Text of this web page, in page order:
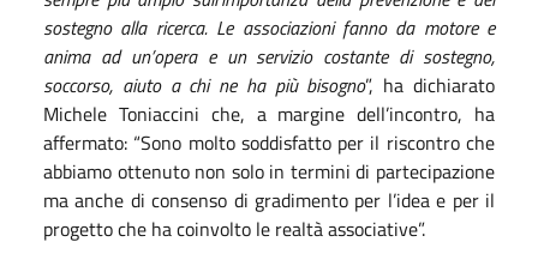
sostegno alla ricerca. Le associazioni fanno da motore e
anima ad un’opera e un servizio costante di sostegno,
soccorso, aiuto a chi ne ha più bisogno”, ha dichiarato
Michele Toniaccini che, a margine dell’incontro, ha
affermato: “Sono molto soddisfatto per il riscontro che
abbiamo ottenuto non solo in termini di partecipazione
ma anche di consenso di gradimento per l’idea e per il
progetto che ha coinvolto le realtà associative”.